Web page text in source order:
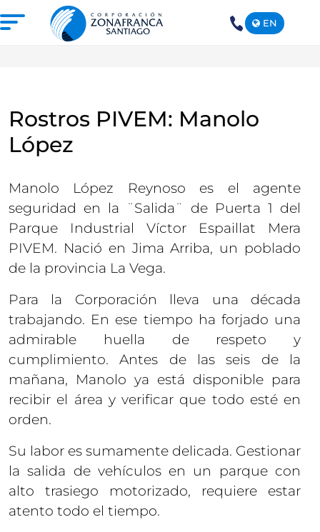
EN
NUESTRA ZONA FRANCA
REPÚBLICA DOMINICANA
SOSTENIBILIDAD
CONTACTO
SANTIAGO MECA EMPRESARIAL Y
EPICENTRO DE INVERSIÓN
Rostros PIVEM: Manolo
López
Manolo López Reynoso es el agente
seguridad en la ¨Salida¨ de Puerta 1 del
Parque Industrial Víctor Espaillat Mera
PIVEM. Nació en Jima Arriba, un poblado
de la provincia La Vega.
Para la Corporación lleva una década
trabajando. En ese tiempo ha forjado una
admirable huella de respeto y
cumplimiento. Antes de las seis de la
mañana, Manolo ya está disponible para
recibir el área y verificar que todo esté en
orden.
Su labor es sumamente delicada. Gestionar
la salida de vehículos en un parque con
alto trasiego motorizado, requiere estar
atento todo el tiempo.